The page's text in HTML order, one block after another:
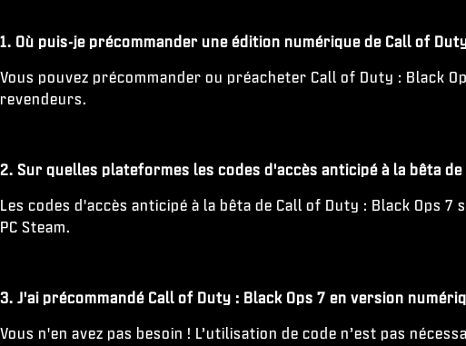
1. Où puis-je précommander une édition numérique de Call of
Vous pouvez précommander ou préacheter Call of Duty : Black
revendeurs.
2. Sur quelles plateformes les codes d'accès anticipé à la bêta
Les codes d'accès anticipé à la bêta de Call of Duty : Black Ops
PC Steam.
3. J'ai précommandé Call of Duty : Black Ops 7 en version
Vous n'en avez pas besoin ! L’utilisation de code n’est pas